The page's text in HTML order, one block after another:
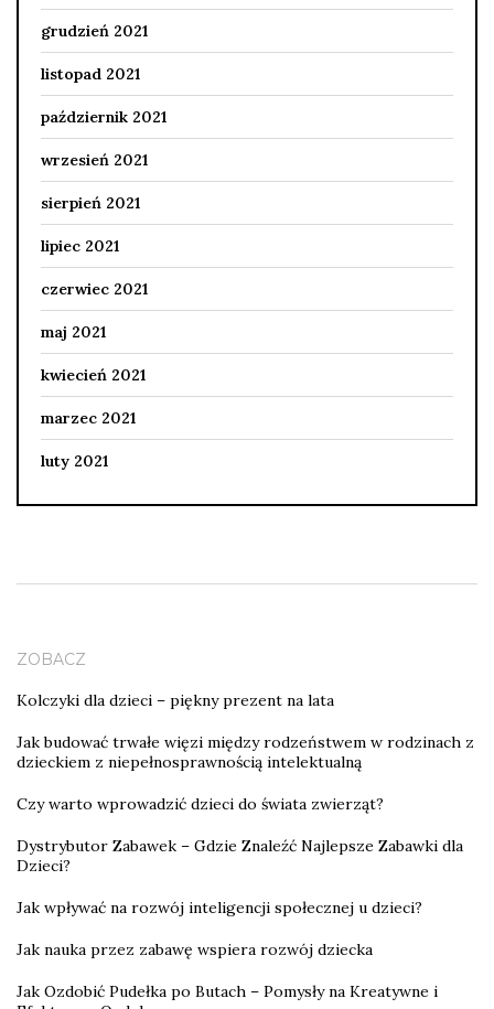
grudzień 2021
listopad 2021
październik 2021
wrzesień 2021
sierpień 2021
lipiec 2021
czerwiec 2021
maj 2021
kwiecień 2021
marzec 2021
luty 2021
ZOBACZ
Kolczyki dla dzieci – piękny prezent na lata
Jak budować trwałe więzi między rodzeństwem w rodzinach z
dzieckiem z niepełnosprawnością intelektualną
Czy warto wprowadzić dzieci do świata zwierząt?
Dystrybutor Zabawek – Gdzie Znaleźć Najlepsze Zabawki dla
Dzieci?
Jak wpływać na rozwój inteligencji społecznej u dzieci?
Jak nauka przez zabawę wspiera rozwój dziecka
Jak Ozdobić Pudełka po Butach – Pomysły na Kreatywne i